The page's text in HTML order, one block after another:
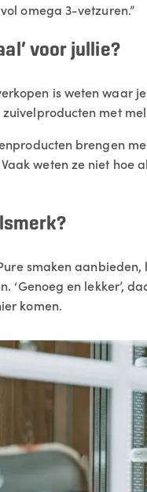
omega 3-vetzuren.”
voor jullie?
is weten waar
met
brengen
weten ze niet hoe
smaken aanbieden,
‘Genoeg en lekker’,
komen.